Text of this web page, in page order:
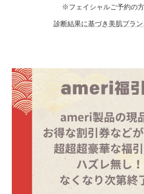
※フェイシャルご予約の
診断結果に基づき美肌プラン